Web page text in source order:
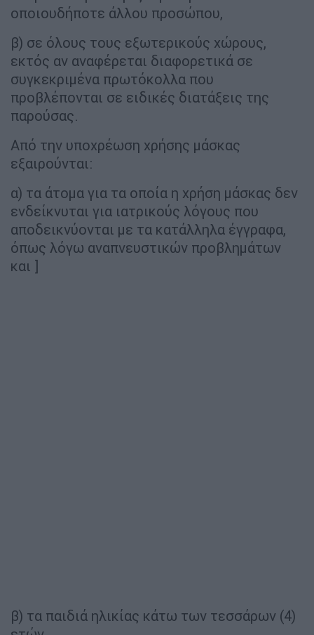
οποιουδήποτε άλλου προσώπου,
β) σε όλους τους εξωτερικούς χώρους,
εκτός αν αναφέρεται διαφορετικά σε
συγκεκριμένα πρωτόκολλα που
προβλέπονται σε ειδικές διατάξεις της
παρούσας.
Από την υποχρέωση χρήσης μάσκας
εξαιρούνται:
α) τα άτομα για τα οποία η χρήση μάσκας δεν
ενδείκνυται για ιατρικούς λόγους που
αποδεικνύονται με τα κατάλληλα έγγραφα,
όπως λόγω αναπνευστικών προβλημάτων
και ]
β) τα παιδιά ηλικίας κάτω των τεσσάρων (4)